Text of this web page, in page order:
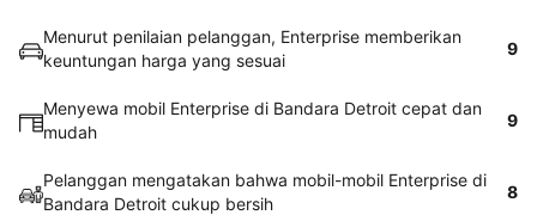
Menurut penilaian pelanggan, Enterprise memberikan
keuntungan harga yang sesuai
9
Menyewa mobil Enterprise di Bandara Detroit cepat dan
mudah
9
Pelanggan mengatakan bahwa mobil-mobil Enterprise di
Bandara Detroit cukup bersih
8